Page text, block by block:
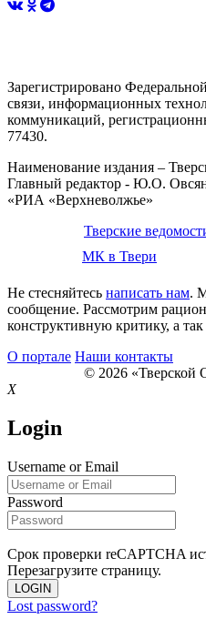
Зарегистрировано
связи, информационных
коммуникаций,
77430.
Наименование издания –
Главный редактор - Ю.О.
«РИА «Верхневолжье»
Тверские
МК в Твери
Не стесняйтесь написать нам.
сообщение. Рассмотрим
конструктивную критику, а
О портале Наши контакты
© 2026 «Тверской
X
Login
Username or Email
Password
Срок проверки reCAPTCHA
Перезагрузите страницу.
LOGIN
Lost password?